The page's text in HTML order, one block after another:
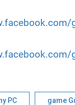
PC game